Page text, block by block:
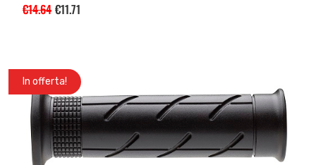
€14.64 €11.71
In offerta!